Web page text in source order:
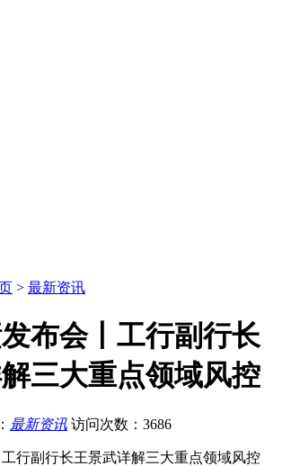
> 最新资讯
布会丨工行副行长
三大重点领域风控
最新资讯 访问次数：3686
行副行长王景武详解三大重点领域风控